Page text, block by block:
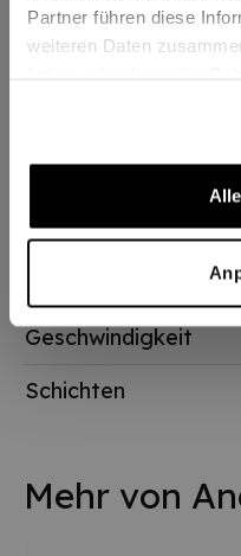
Partner führen diese
weiteren Daten
dennoch sensibler
Lieferzeit
Geschwindigkeit
Schichten
Mehr von